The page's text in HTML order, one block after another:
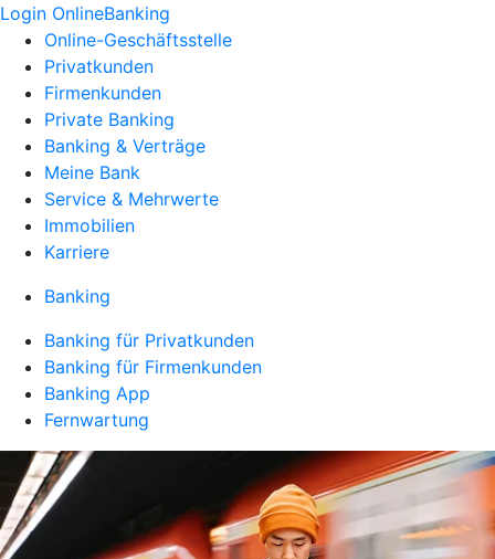
Login OnlineBanking
Online-Geschäftsstelle
Privatkunden
Firmenkunden
Private Banking
Banking & Verträge
Meine Bank
Service & Mehrwerte
Immobilien
Karriere
Banking
Banking für Privatkunden
Banking für Firmenkunden
Banking App
Fernwartung